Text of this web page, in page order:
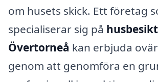
om husets skick. Ett företag
specialiserar sig på
Övertorneå kan erbjuda
genom att genomföra en